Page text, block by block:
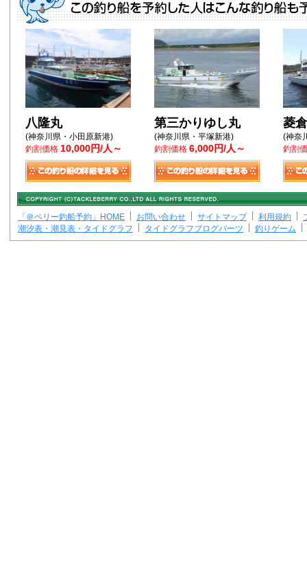
八隆丸
(神奈川県・小田原新港)
釣割価格 10,000円/人～
第三かりゆし丸
(神奈川県・平塚新港)
釣割価格 6,000円/人～
菱
(神奈
釣割
「＠ベリー釣船予約」HOME お問い合わせ サイトマップ 利用規約
潮汐表・潮見表・タイドグラフ
タイドグラフブログパーツ 釣りゲーム